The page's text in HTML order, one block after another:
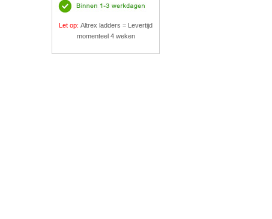
Let op: Altrex ladders = Levertijd
momenteel 4 weken